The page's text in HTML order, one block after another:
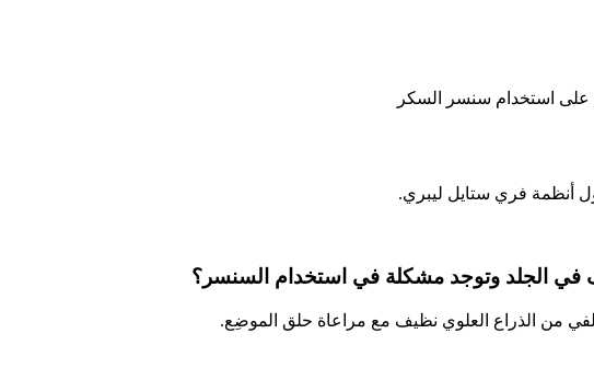
على استخدام سنسر السكر
أنظمة فري ستايل ليبري.
في الجلد وتوجد مشكلة في استخدام السنسر؟
من الذراع العلوي نظيف مع مراعاة حلق الموضِع.